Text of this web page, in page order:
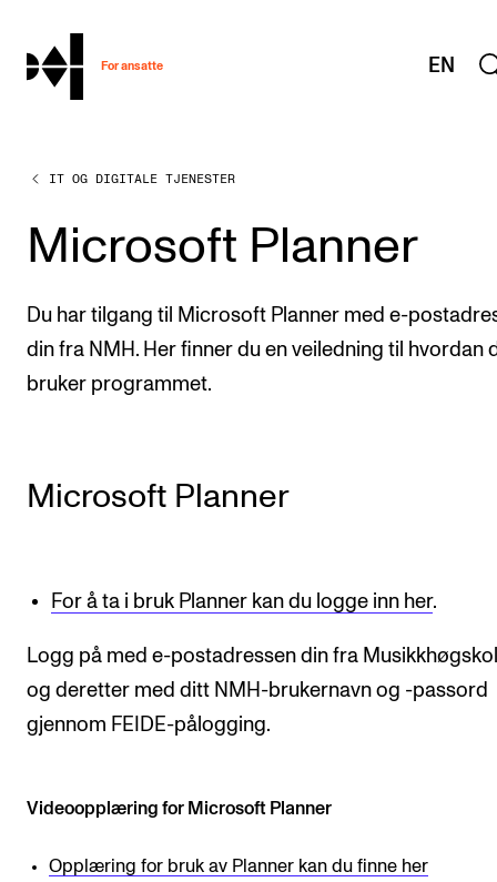
hjem
For ansatte EN
MITT ARBEIDSFORHOLD
Arbeidstid og lønn
Reiser og utveksling
Kompetanse og velferd
Overordnet i mitt arbeid
Helse, miljø og sikkerhet
Innkjøp og økonomi
Kommunikasjon
UNDERVISNING OG STUDENTSTØTTE
IT OG DIGITALE TJENESTER
Microsoft Planner
Du har tilgang til Microsoft Planner med e-
din fra NMH. Her finner du en veiledning til hvordan
bruker programmet.
Microsoft Planner
For å ta i bruk Planner kan du logge inn her.
Logg på med e-postadressen din fra
og deretter med ditt NMH-brukernavn og -passord
gjennom FEIDE-pålogging.
Videoopplæring for Microsoft Planner
Opplæring for bruk av Planner kan du finne her